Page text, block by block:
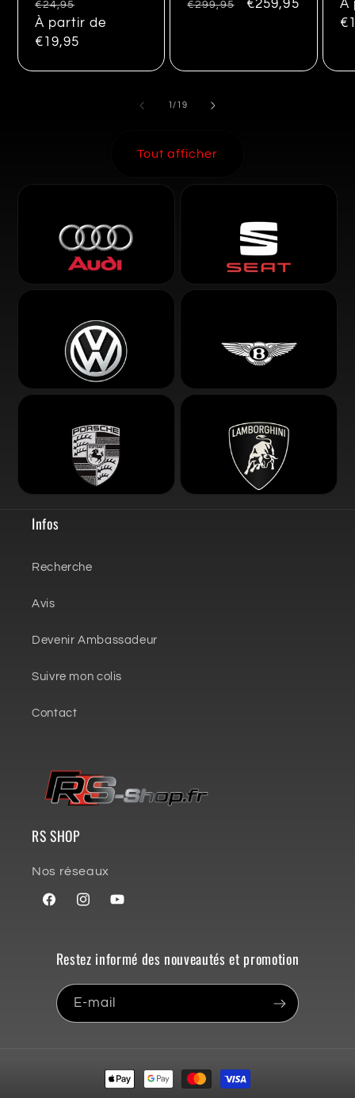
Prix
habituel
€24,95
À partir de
€19,95
Prix
€299,95 Promo
€259,95
À
1/de
19
Tout afficher
Infos
Recherche
Avis
Devenir Ambassadeur
Suivre mon colis
Contact
RS SHOP
Nos réseaux
FacebookInstagramYouTube
Restez informé des nouveautés et promotion
E-mail
Moyens
de